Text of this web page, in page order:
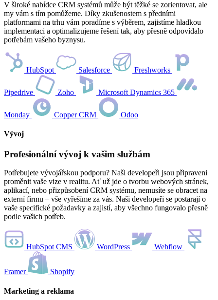
V široké nabídce CRM systémů může být těžké se zorientovat, ale
my vám s tím pomůžeme. Díky zkušenostem s předními
platformami na trhu vám poradíme s výběrem, zajistíme hladkou
implementaci a optimalizujeme řešení tak, aby přesně odpovídalo
potřebám vašeho byznysu.
HubSpot Salesforce Freshworks
Pipedrive Zoho Microsoft Dynamics 365
Monday Copper CRM Odoo
Vývoj
Profesionální vývoj k vašim službám
Potřebujete vývojářskou podporu? Naši developeři jsou připraveni
proměnit vaše vize v realitu. Ať už jde o tvorbu webových stránek,
aplikací, nebo přizpůsobení CRM systému, nemusíte se obracet na
externí firmu – vše vyřešíme za vás. Naši developeři se postarají o
vaše specifické požadavky a zajistí, aby všechno fungovalo přesně
podle vašich potřeb.
HubSpot CMS WordPress Webflow
Framer Shopify
Marketing a reklama